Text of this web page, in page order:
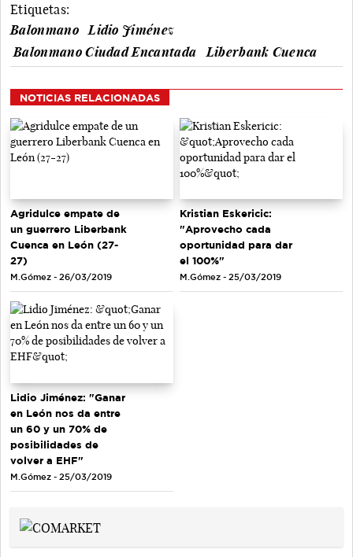
Etiquetas:
Balonmano
Lidio Jiménez
Balonmano Ciudad Encantada
Liberbank Cuenca
NOTICIAS RELACIONADAS
Agridulce empate de
un guerrero Liberbank
Cuenca en León (27-
27)
M.Gómez - 26/03/2019
Kristian Eskericic:
"Aprovecho cada
oportunidad para dar
el 100%"
M.Gómez - 25/03/2019
Lidio Jiménez: "Ganar
en León nos da entre
un 60 y un 70% de
posibilidades de
volver a EHF"
M.Gómez - 25/03/2019